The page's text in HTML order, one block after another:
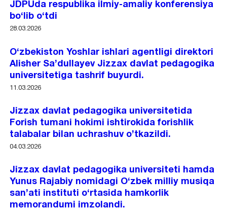
JDPUda respublika ilmiy-amaliy konferensiya
bo‘lib o‘tdi
28.03.2026
O‘zbekiston Yoshlar ishlari agentligi direktori
Alisher Sa’dullayev Jizzax davlat pedagogika
universitetiga tashrif buyurdi.
11.03.2026
Jizzax davlat pedagogika universitetida
Forish tumani hokimi ishtirokida forishlik
talabalar bilan uchrashuv o’tkazildi.
04.03.2026
Jizzax davlat pedagogika universiteti hamda
Yunus Rajabiy nomidagi O‘zbek milliy musiqa
san’ati instituti o‘rtasida hamkorlik
memorandumi imzolandi.